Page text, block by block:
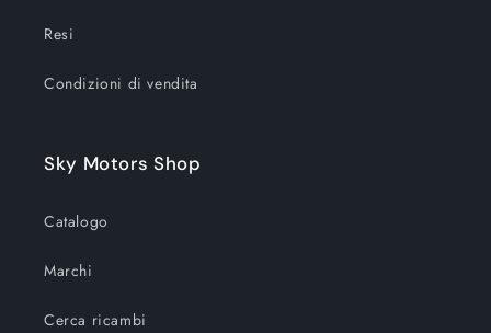
Resi
Condizioni di vendita
Sky Motors Shop
Catalogo
Marchi
Cerca ricambi